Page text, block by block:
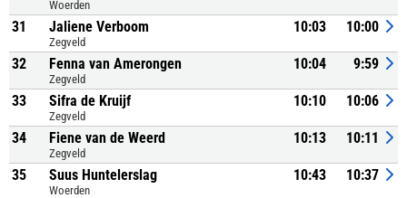
Woerden
31 Jaliene Verboom
Zegveld
10:03 10:00
32 Fenna van Amerongen
Zegveld
10:04 9:59
33 Sifra de Kruijf
Zegveld
10:10 10:06
34 Fiene van de Weerd
Zegveld
10:13 10:11
35 Suus Huntelerslag
Woerden
10:43 10:37